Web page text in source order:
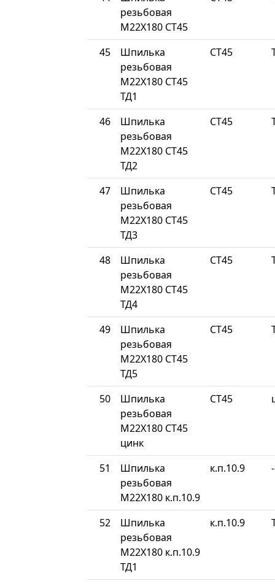
резьбовая
М22Х180 СТ45
45
Шпилька
резьбовая
М22Х180 СТ45
ТД1
СТ45
46
Шпилька
резьбовая
М22Х180 СТ45
ТД2
СТ45
47
Шпилька
резьбовая
М22Х180 СТ45
ТД3
СТ45
48
Шпилька
резьбовая
М22Х180 СТ45
ТД4
СТ45
49
Шпилька
резьбовая
М22Х180 СТ45
ТД5
СТ45
50
Шпилька
резьбовая
М22Х180 СТ45
цинк
СТ45
51
Шпилька
резьбовая
М22Х180 к.п.10.9
к.п.10.9 -
52
Шпилька
резьбовая
М22Х180 к.п.10.9
ТД1
к.п.10.9